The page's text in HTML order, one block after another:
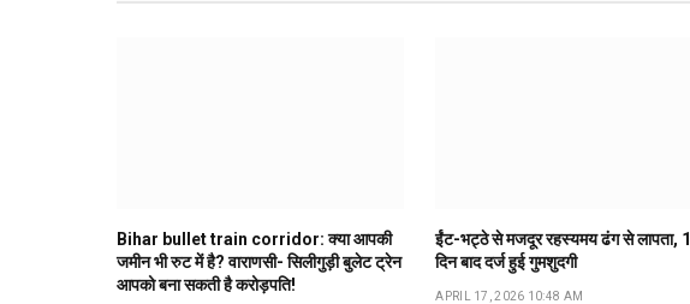
Bihar bullet train corridor: क्या आपकी
जमीन भी रुट में है? वाराणसी- सिलीगुड़ी बुलेट ट्रेन
आपको बना सकती है करोड़पति!
ईंट-भट्ठे से मजदूर रहस्यमय ढंग से लापता,
दिन बाद दर्ज हुई गुमशुदगी
APRIL 17, 2026 10:48 AM